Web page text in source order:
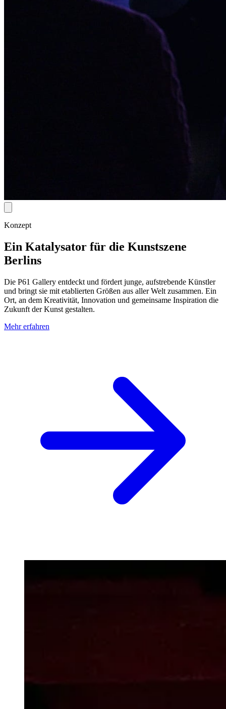
Konzept
Ein Katalysator für die Kunstszene
Berlins
Die P61 Gallery entdeckt und fördert junge, aufstrebende Künstler
und bringt sie mit etablierten Größen aus aller Welt zusammen. Ein
Ort, an dem Kreativität, Innovation und gemeinsame Inspiration die
Zukunft der Kunst gestalten.
Mehr erfahren